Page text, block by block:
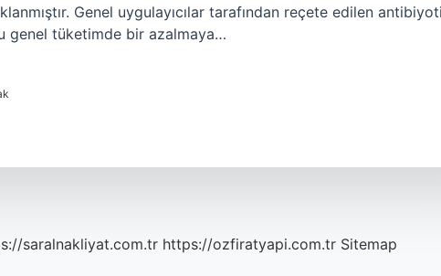
Genel uygulayıcılar tarafından reçete edilen
genel tüketimde bir azalmaya…
saralnakliyat.com.tr https://ozfiratyapi.com.tr Sitemap